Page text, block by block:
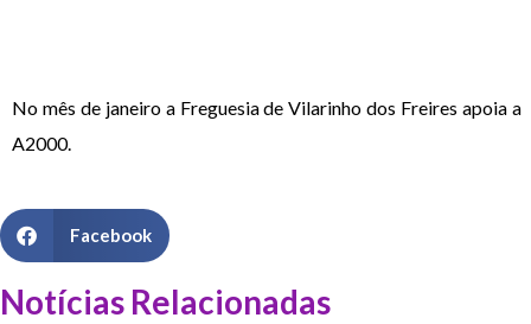
No mês de janeiro a Freguesia de Vilarinho dos Freires apoia a
A2000.
Facebook
Notícias Relacionadas